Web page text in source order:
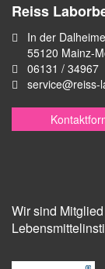
Reiss
In der
55120 Mainz-
06131 / 34967
Wir sind